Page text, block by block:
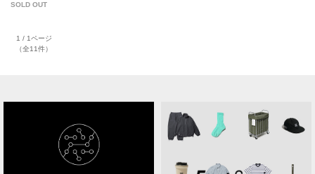
SOLD OUT
1 / 1ページ
（全11件）